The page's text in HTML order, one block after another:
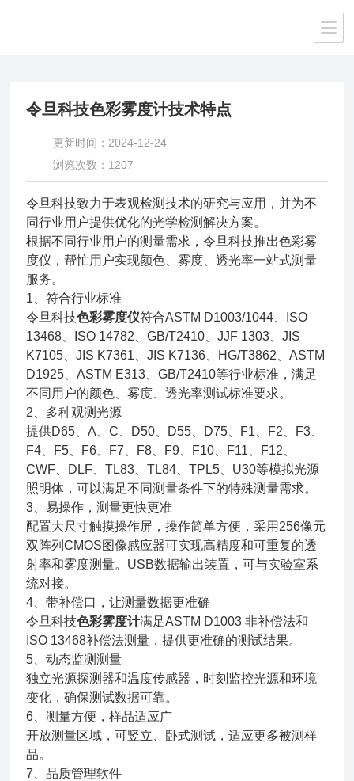
令旦科技色彩雾度计技术特点
更新时间：2024-12-24
浏览次数：1207
令旦科技致力于表观检测技术的研究与应用，并为不
同行业用户提供优化的光学检测解决方案。
根据不同行业用户的测量需求，令旦科技推出色彩雾
度仪，帮忙用户实现颜色、雾度、透光率一站式测量
服务。
1、符合行业标准
令旦科技色彩雾度仪符合ASTM D1003/1044、ISO
13468、ISO 14782、GB/T2410、JJF 1303、JIS
K7105、JIS K7361、JIS K7136、HG/T3862、ASTM
D1925、ASTM E313、GB/T2410等行业标准，满足
不同用户的颜色、雾度、透光率测试标准要求。
2、多种观测光源
提供D65、A、C、D50、D55、D75、F1、F2、F3、
F4、F5、F6、F7、F8、F9、F10、F11、F12、
CWF、DLF、TL83、TL84、TPL5、U30等模拟光源
照明体，可以满足不同测量条件下的特殊测量需求。
3、易操作，测量更快更准
配置大尺寸触摸操作屏，操作简单方便，采用256像元
双阵列CMOS图像感应器可实现高精度和可重复的透
射率和雾度测量。USB数据输出装置，可与实验室系
统对接。
4、带补偿口，让测量数据更准确
令旦科技色彩雾度计满足ASTM D1003 非补偿法和
ISO 13468补偿法测量，提供更准确的测试结果。
5、动态监测测量
独立光源探测器和温度传感器，时刻监控光源和环境
变化，确保测试数据可靠。
6、测量方便，样品适应广
开放测量区域，可竖立、卧式测试，适应更多被测样
品。
7、品质管理软件